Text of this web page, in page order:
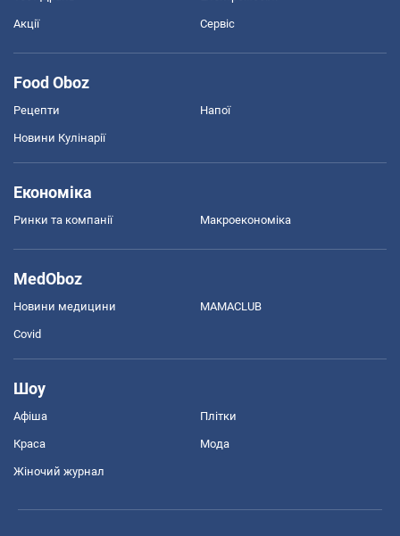
Акції Сервіс
Food Oboz
Рецепти Напої
Новини Кулінарії
Економіка
Ринки та компанії Макроекономіка
MedOboz
Новини медицини MAMACLUB
Covid
Шоу
Афіша Плітки
Краса Мода
Жіночий журнал